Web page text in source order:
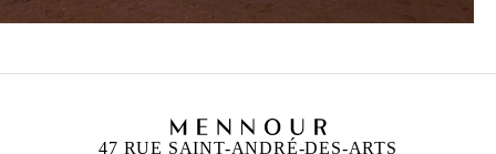
47 RUE SAINT-ANDRÉ-DES-ARTS